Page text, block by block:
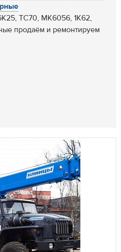
ТС70, МК6056, 1К62,
продаём и ремонтируем